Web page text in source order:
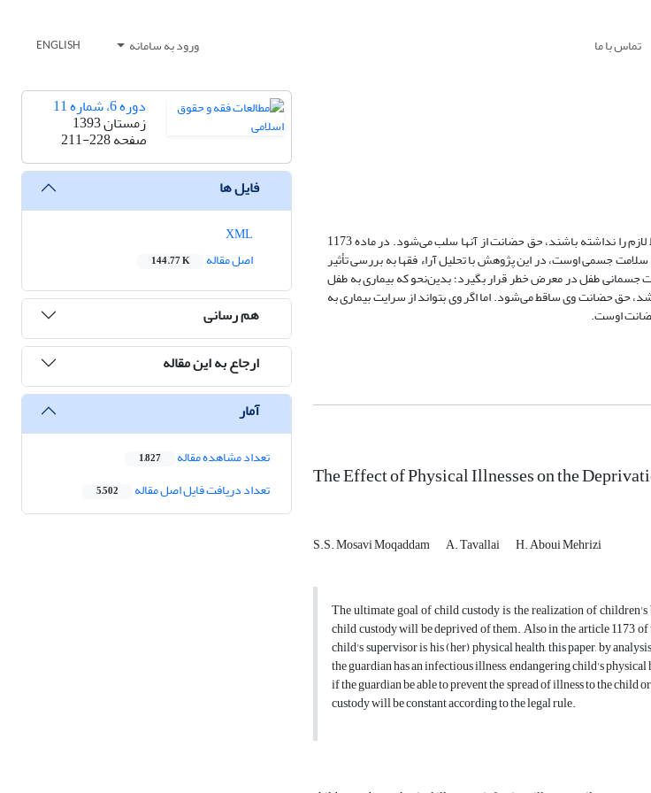
تماس با ما ورود به سامانه ENGLISH
فلسفه حضانت، تحقق مصالح طفل و دفع هر گونه ضرر و زیانی از اوست، بنابراین اگر والدین شایستگی و شرایط لازم را نداشته باشند، حق حضانت از آنها سلب می‌شود. در ماده 1173
جسمی اوست، در این پژوهش با تحلیل آراء فقها به بررسی تأثیر
طفل در معرض خطر قرار بگیرد؛ بدین‌نحو که بیماری به طفل
حق حضانت وی ساقط می‌شود. اما اگر وی ‌بتواند از سرایت بیماری به
اوست.
The Effect of Physical Illnesses on the
S.S. Mosavi Moqaddam A. Tavallai
H. Aboui Mehrizi
The ultimate goal of child custody is the realization of
child custody will be deprived of them. Also in the article 1173
child's supervisor is his (her) physical health, this paper, by
the guardian has an infectious illness, endangering child's
if the guardian be able to prevent the spread of illness to the
custody will be constant according to the legal rule.
دوره 6، شماره 11
زمستان 1393
صفحه211-228
فایل ها
اصل مقاله
144.77 K
هم رسانی
ارجاع به این مقاله
آمار
تعداد مشاهده مقاله 1,827
تعداد دریافت فایل اصل مقاله 5,502